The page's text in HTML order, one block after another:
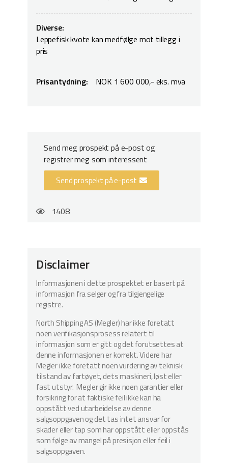
Diverse:
Leppefisk kvote kan medfølge mot tillegg i
pris
Prisantydning: NOK 1 600 000,- eks. mva
Send meg prospekt på e-post og
registrer meg som interessent
Send prospekt på e-post
1408
Disclaimer
Informasjonen i dette prospektet er basert på
informasjon fra selger og fra tilgjengelige
registre.
North Shipping AS (Megler) har ikke foretatt
noen verifikasjonsprosess relatert til
informasjon som er gitt og det forutsettes at
denne informasjonen er korrekt. Videre har
Megler ikke foretatt noen vurdering av teknisk
tilstand av fartøyet, dets maskineri, løst eller
fast utstyr. Megler gir ikke noen garantier eller
forsikring for at faktiske feil ikke kan ha
oppstått ved utarbeidelse av denne
salgsoppgaven og det tas intet ansvar for
skader eller tap som har oppstått eller oppstås
som følge av mangel på presisjon eller feil i
salgsoppgaven.